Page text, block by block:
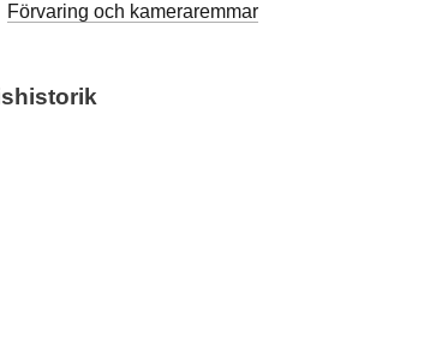
Förvaring och kameraremmar